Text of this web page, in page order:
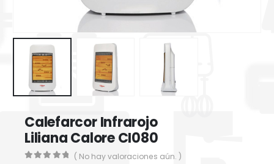
Calefarcor Infrarojo
Liliana Calore CI080
( No hay valoraciones aún. )